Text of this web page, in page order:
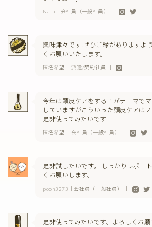
Nana｜会社員（一般社員） ｜
興味津々です!ぜひご縁がありますよ
くお願いいたします。
匿名希望 ｜派遣/契約社員 ｜
今年は頭皮ケアをする！がテーマで
していますがこういった頭皮ケアは
是非使ってみたいです
匿名希望 ｜会社員（一般社員） ｜
是非試したいです。 しっかりレポー
くお願いします。
pooh3273｜会社員（一般社員） ｜
是非使ってみたいです。よろしくお願